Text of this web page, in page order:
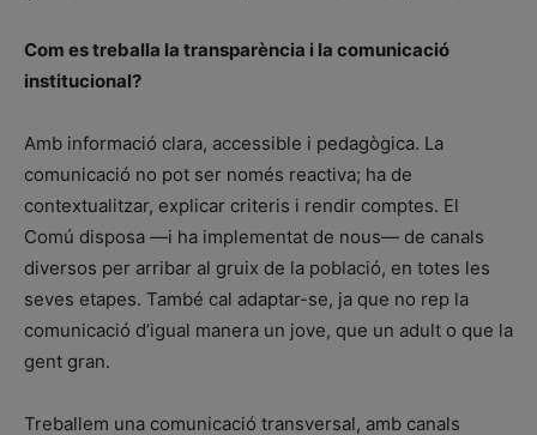
Com es treballa la transparència i la comunicació
institucional?
Amb informació clara, accessible i pedagògica. La
comunicació no pot ser només reactiva; ha de
contextualitzar, explicar criteris i rendir comptes. El
Comú disposa —i ha implementat de nous— de canals
diversos per arribar al gruix de la població, en totes les
seves etapes. També cal adaptar-se, ja que no rep la
comunicació d’igual manera un jove, que un adult o que la
gent gran.
Treballem una comunicació transversal, amb canals